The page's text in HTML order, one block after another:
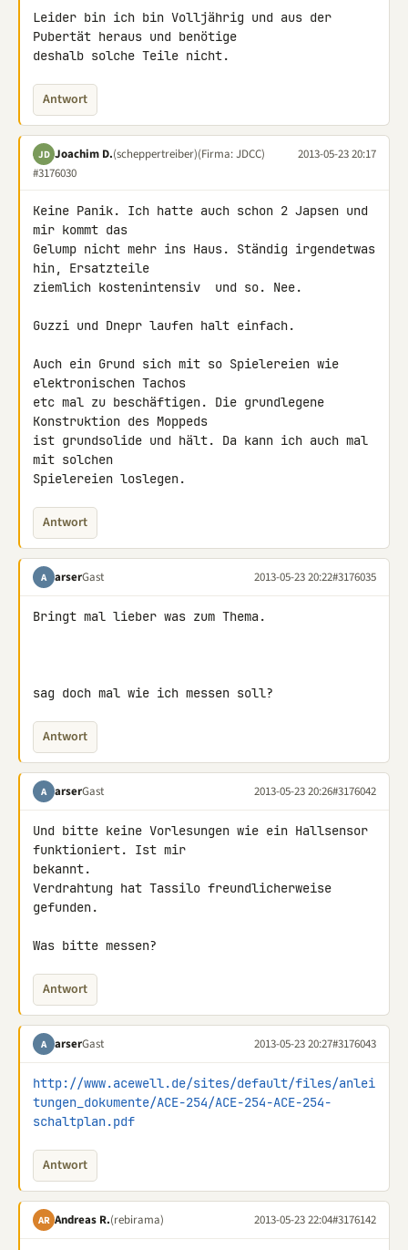
Leider bin ich bin Volljährig und aus der
Pubertät heraus und benötige
deshalb solche Teile nicht.
Antwort
JD Joachim D.(scheppertreiber)(Firma: JDCC)
2013-05-23 20:17
#3176030
Keine Panik. Ich hatte auch schon 2 Japsen und
mir kommt das
Gelump nicht mehr ins Haus. Ständig irgendetwas
hin, Ersatzteile
ziemlich kostenintensiv  und so. Nee.
Guzzi und Dnepr laufen halt einfach.
Auch ein Grund sich mit so Spielereien wie
elektronischen Tachos
etc mal zu beschäftigen. Die grundlegene
Konstruktion des Moppeds
ist grundsolide und hält. Da kann ich auch mal
mit solchen
Spielereien loslegen.
Antwort
A arserGast 2013-05-23 20:22#3176035
Bringt mal lieber was zum Thema.
sag doch mal wie ich messen soll?
Antwort
A arserGast 2013-05-23 20:26#3176042
Und bitte keine Vorlesungen wie ein Hallsensor
funktioniert. Ist mir
bekannt.
Verdrahtung hat Tassilo freundlicherweise
gefunden.
Was bitte messen?
Antwort
A arserGast 2013-05-23 20:27#3176043
http://www.acewell.de/sites/default/files/anlei
tungen_dokumente/ACE-254/ACE-254-ACE-254-
schaltplan.pdf
Antwort
AR Andreas R.(rebirama) 2013-05-23 22:04#3176142